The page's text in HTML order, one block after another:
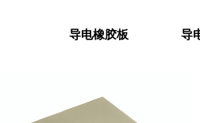
导电橡胶板 导